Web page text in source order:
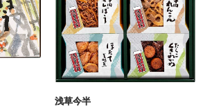
浅草今半